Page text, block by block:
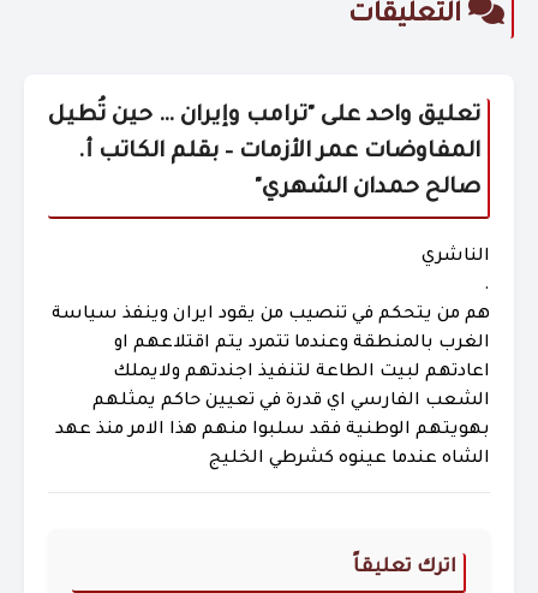
التعليقات
تعليق واحد على "ترامب وإيران … حين تُطيل
المفاوضات عمر الأزمات – بقلم الكاتب أ.
صالح حمدان الشهري"
الناشري
.
هم من يتحكم في تنصيب من يقود ايران وينفذ سياسة
الغرب بالمنطقة وعندما تتمرد يتم اقتلاعهم او
اعادتهم لبيت الطاعة لتنفيذ اجندتهم ولايملك
الشعب الفارسي اي قدرة في تعيين حاكم يمثلهم
بهويتهم الوطنية فقد سلبوا منهم هذا الامر منذ عهد
الشاه عندما عينوه كشرطي الخليج
اترك تعليقاً